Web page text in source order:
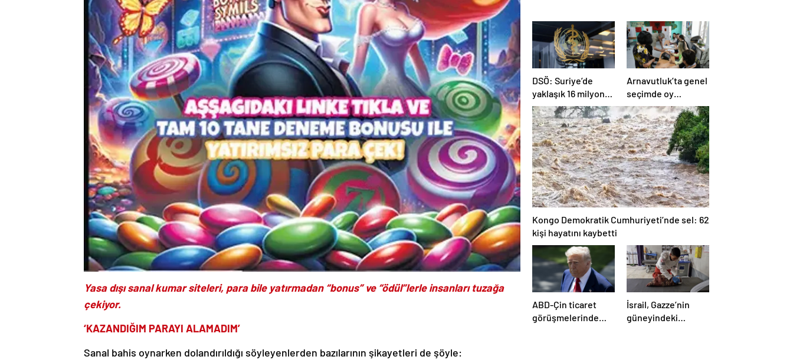
Yasa dışı sanal kumar siteleri, para bile yatırmadan “bonus” ve “ödül”lerle insanları tuzağa
çekiyor.
‘KAZANDIĞIM PARAYI ALAMADIM’
Sanal bahis oynarken dolandırıldığı söyleyenlerden bazılarının şikayetleri de şöyle:
DSÖ: Suriye’de
yaklaşık 16 milyon
kişi sağlık
desteğine ihtiyaç
duyuyor
Arnavutluk’ta genel
seçimde oy
kullanma işlemi
başladı
Kongo Demokratik Cumhuriyeti’nde sel: 62
kişi hayatını kaybetti
ABD-Çin ticaret
görüşmelerinde
İsrail, Gazze’nin
güneyindeki